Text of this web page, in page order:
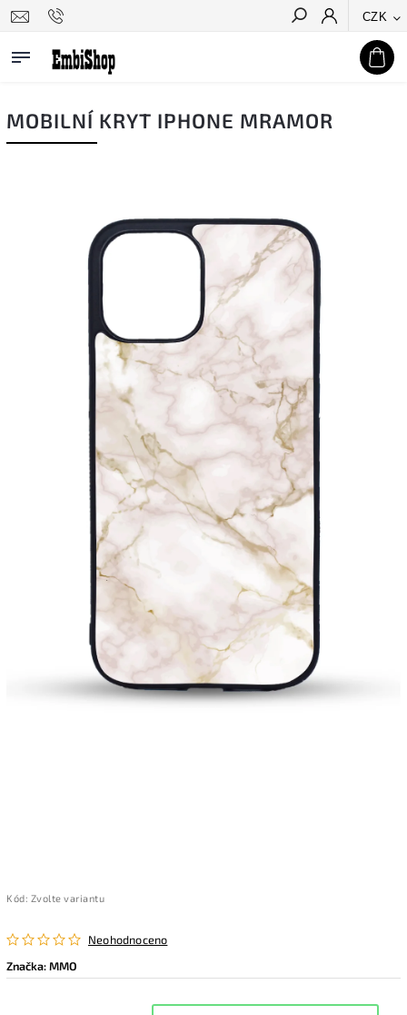
CZK
Hledat
MOBILNÍ KRYT IPHONE MRAMOR
Kód: Zvolte variantu
Neohodnoceno
Značka:MMO